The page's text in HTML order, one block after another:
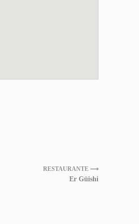
RESTAURANTE ⟶
Er Güishi